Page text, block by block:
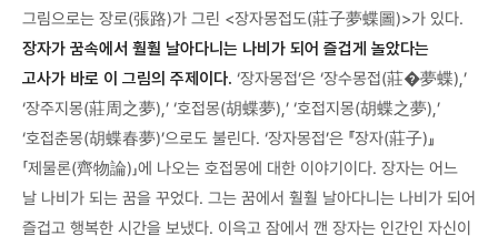
그림으로는 장로(張路)가 그린 <장자몽접도(莊子夢蝶圖)>가 있다.
장자가 꿈속에서 훨훨 날아다니는 나비가 되어 즐겁게 놀았다는
고사가 바로 이 그림의 주제이다. ‘장자몽접’은 ‘장수몽접(莊�夢蝶),’
‘장주지몽(莊周之夢),’ ‘호접몽(胡蝶夢),’ ‘호접지몽(胡蝶之夢),’
‘호접춘몽(胡蝶春夢)’으로도 불린다. ‘장자몽접’은 『장자(莊子)』
「제물론(齊物論)」에 나오는 호접몽에 대한 이야기이다. 장자는 어느
날 나비가 되는 꿈을 꾸었다. 그는 꿈에서 훨훨 날아다니는 나비가 되어
즐겁고 행복한 시간을 보냈다. 이윽고 잠에서 깬 장자는 인간인 자신이